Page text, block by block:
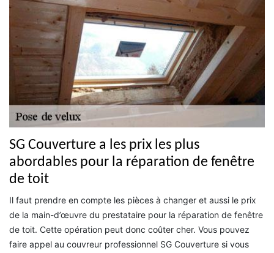
SG Couverture a les prix les plus
abordables pour la réparation de fenêtre
de toit
Il faut prendre en compte les pièces à changer et aussi le prix
de la main-d’œuvre du prestataire pour la réparation de fenêtre
de toit. Cette opération peut donc coûter cher. Vous pouvez
faire appel au couvreur professionnel SG Couverture si vous